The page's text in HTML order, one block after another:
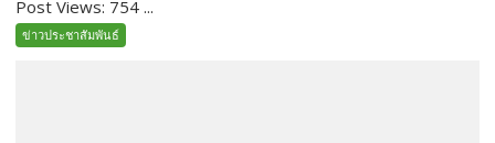
Post Views: 754 ...
ข่าวประชาสัมพันธ์